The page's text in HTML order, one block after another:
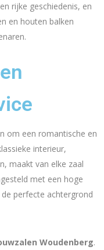
rijke geschiedenis, en
en houten balken
om een romantische en
interieur,
maakt van elke zaal
met een hoge
perfecte achtergrond
Woudenberg.